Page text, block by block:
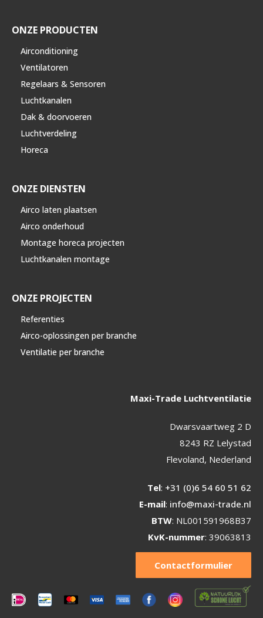
ONZE PRODUCTEN
Airconditioning
Ventilatoren
Regelaars & Sensoren
Luchtkanalen
Dak & doorvoeren
Luchtverdeling
Horeca
ONZE DIENSTEN
Airco laten plaatsen
Airco onderhoud
Montage horeca projecten
Luchtkanalen montage
ONZE PROJECTEN
Referenties
Airco-oplossingen per branche
Ventilatie per branche
Maxi-Trade Luchtventilatie
Dwarsvaartweg 2 D
8243 RZ Lelystad
Flevoland, Nederland
Tel: +31 (0)6 54 60 51 62
E-mail: info@maxi-trade.nl
BTW: NL001591968B37
KvK-nummer: 39063813
Contactformulier